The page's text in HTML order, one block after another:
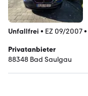
Unfallfrei • EZ 09/2007•
Privatanbieter
88348 Bad Saulgau